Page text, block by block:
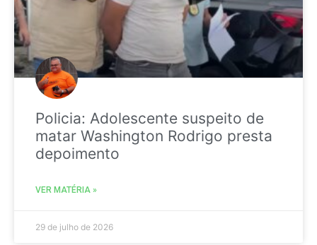
Policia: Adolescente suspeito de
matar Washington Rodrigo presta
depoimento
VER MATÉRIA »
29 de julho de 2026